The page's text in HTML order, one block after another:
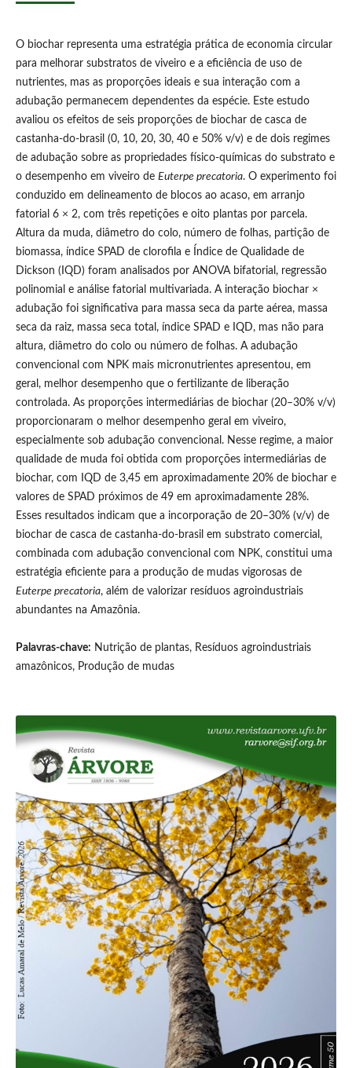
O biochar representa uma estratégia prática de economia circular
para melhorar substratos de viveiro e a eficiência de uso de
nutrientes, mas as proporções ideais e sua interação com a
adubação permanecem dependentes da espécie. Este estudo
avaliou os efeitos de seis proporções de biochar de casca de
castanha-do-brasil (0, 10, 20, 30, 40 e 50% v/v) e de dois regimes
de adubação sobre as propriedades físico-químicas do substrato e
o desempenho em viveiro de Euterpe precatoria. O experimento foi
conduzido em delineamento de blocos ao acaso, em arranjo
fatorial 6 × 2, com três repetições e oito plantas por parcela.
Altura da muda, diâmetro do colo, número de folhas, partição de
biomassa, índice SPAD de clorofila e Índice de Qualidade de
Dickson (IQD) foram analisados por ANOVA bifatorial, regressão
polinomial e análise fatorial multivariada. A interação biochar ×
adubação foi significativa para massa seca da parte aérea, massa
seca da raiz, massa seca total, índice SPAD e IQD, mas não para
altura, diâmetro do colo ou número de folhas. A adubação
convencional com NPK mais micronutrientes apresentou, em
geral, melhor desempenho que o fertilizante de liberação
controlada. As proporções intermediárias de biochar (20–30% v/v)
proporcionaram o melhor desempenho geral em viveiro,
especialmente sob adubação convencional. Nesse regime, a maior
qualidade de muda foi obtida com proporções intermediárias de
biochar, com IQD de 3,45 em aproximadamente 20% de biochar e
valores de SPAD próximos de 49 em aproximadamente 28%.
Esses resultados indicam que a incorporação de 20–30% (v/v) de
biochar de casca de castanha-do-brasil em substrato comercial,
combinada com adubação convencional com NPK, constitui uma
estratégia eficiente para a produção de mudas vigorosas de
Euterpe precatoria, além de valorizar resíduos agroindustriais
abundantes na Amazônia.
Palavras-chave: Nutrição de plantas, Resíduos agroindustriais
amazônicos, Produção de mudas